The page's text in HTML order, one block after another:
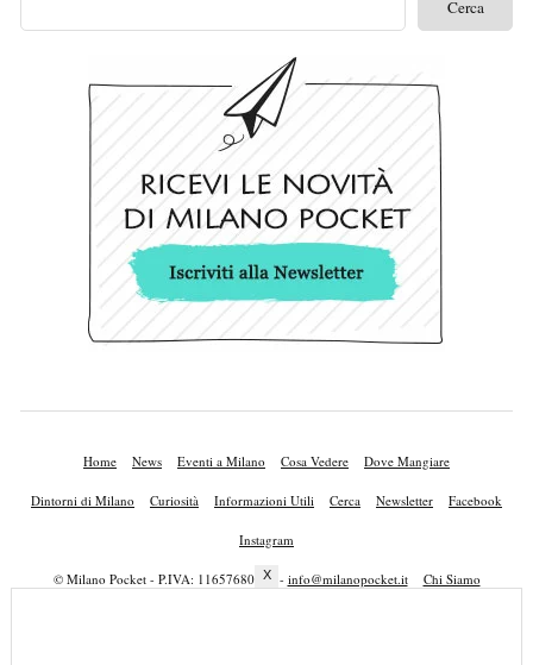
Home News Eventi a Milano Cosa Vedere Dove Mangiare
Dintorni di Milano Curiosità Informazioni Utili Cerca Newsletter Facebook
Instagram
© Milano Pocket - P.IVA: 11657680010 - info@milanopocket.it Chi Siamo
X